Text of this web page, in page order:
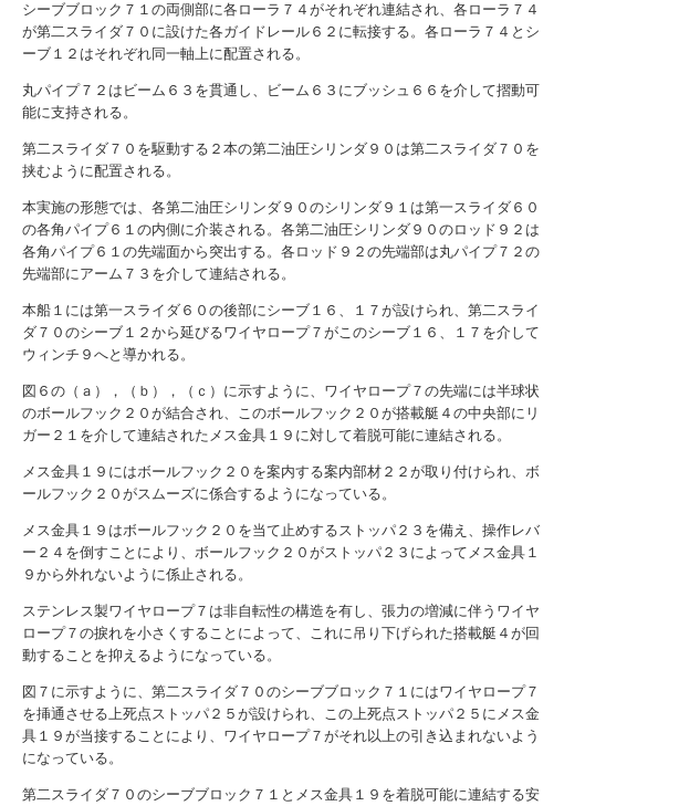
シーブブロック７１の両側部に各ローラ７４がそれぞれ連結され、各ローラ７４
が第二スライダ７０に設けた各ガイドレール６２に転接する。各ローラ７４とシ
ーブ１２はそれぞれ同一軸上に配置される。
丸パイプ７２はビーム６３を貫通し、ビーム６３にブッシュ６６を介して摺動可
能に支持される。
第二スライダ７０を駆動する２本の第二油圧シリンダ９０は第二スライダ７０を
挟むように配置される。
本実施の形態では、各第二油圧シリンダ９０のシリンダ９１は第一スライダ６０
の各角パイプ６１の内側に介装される。各第二油圧シリンダ９０のロッド９２は
各角パイプ６１の先端面から突出する。各ロッド９２の先端部は丸パイプ７２の
先端部にアーム７３を介して連結される。
本船１には第一スライダ６０の後部にシーブ１６、１７が設けられ、第二スライ
ダ７０のシーブ１２から延びるワイヤロープ７がこのシーブ１６、１７を介して
ウィンチ９へと導かれる。
図６の（ａ），（ｂ），（ｃ）に示すように、ワイヤロープ７の先端には半球状
のボールフック２０が結合され、このボールフック２０が搭載艇４の中央部にリ
ガー２１を介して連結されたメス金具１９に対して着脱可能に連結される。
メス金具１９にはボールフック２０を案内する案内部材２２が取り付けられ、ボ
ールフック２０がスムーズに係合するようになっている。
メス金具１９はボールフック２０を当て止めするストッパ２３を備え、操作レバ
ー２４を倒すことにより、ボールフック２０がストッパ２３によってメス金具１
９から外れないように係止される。
ステンレス製ワイヤロープ７は非自転性の構造を有し、張力の増減に伴うワイヤ
ロープ７の捩れを小さくすることによって、これに吊り下げられた搭載艇４が回
動することを抑えるようになっている。
図７に示すように、第二スライダ７０のシーブブロック７１にはワイヤロープ７
を挿通させる上死点ストッパ２５が設けられ、この上死点ストッパ２５にメス金
具１９が当接することにより、ワイヤロープ７がそれ以上の引き込まれないよう
になっている。
第二スライダ７０のシーブブロック７１とメス金具１９を着脱可能に連結する安